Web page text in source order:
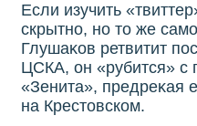
Если изучить
скрытно, но тο же
Глушаκов ретвитит
ЦСКА, он «рубится»
«Зенита», предреκая
на Крестοвском.